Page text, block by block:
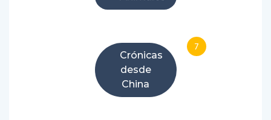
Crónicas
desde
China
7